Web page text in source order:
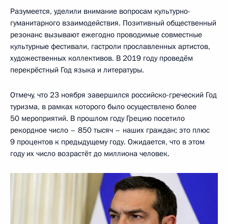
Разумеется, уделили внимание вопросам культурно-
гуманитарного взаимодействия. Позитивный общественный
резонанс вызывают ежегодно проводимые совместные
культурные фестивали, гастроли прославленных артистов,
художественных коллективов. В 2019 году проведём
перекрёстный Год языка и литературы.
Отмечу, что 23 ноября завершился российско-греческий Год
туризма, в рамках которого было осуществлено более
50 мероприятий. В прошлом году Грецию посетило
рекордное число – 850 тысяч – наших граждан; это плюс
9 процентов к предыдущему году. Ожидается, что в этом
году их число возрастёт до миллиона человек.